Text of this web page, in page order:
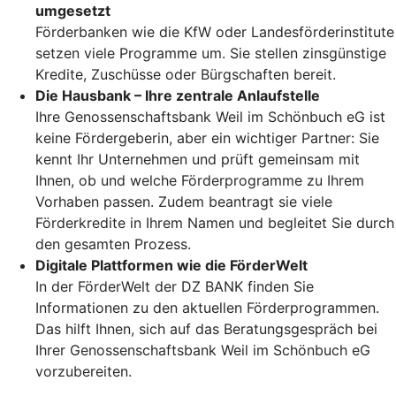
umgesetzt
Förderbanken wie die KfW oder Landesförderinstitute
setzen viele Programme um. Sie stellen zinsgünstige
Kredite, Zuschüsse oder Bürgschaften bereit.
Die Hausbank – Ihre zentrale Anlaufstelle
Ihre Genossenschaftsbank Weil im Schönbuch eG ist
keine Fördergeberin, aber ein wichtiger Partner: Sie
kennt Ihr Unternehmen und prüft gemeinsam mit
Ihnen, ob und welche Förderprogramme zu Ihrem
Vorhaben passen. Zudem beantragt sie viele
Förderkredite in Ihrem Namen und begleitet Sie durch
den gesamten Prozess.
Digitale Plattformen wie die FörderWelt
In der FörderWelt der DZ BANK finden Sie
Informationen zu den aktuellen Förderprogrammen.
Das hilft Ihnen, sich auf das Beratungsgespräch bei
Ihrer Genossenschaftsbank Weil im Schönbuch eG
vorzubereiten.